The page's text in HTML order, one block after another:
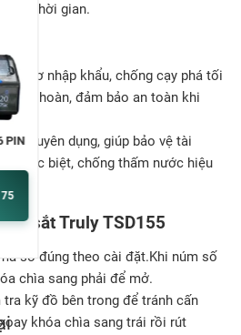
thời gian.
cơ nhập khẩu, chống cạy phá tối
liên hoàn, đảm bảo an toàn khi
chuyên dụng, giúp bảo vệ tài
đặc biệt, chống thấm nước hiệu
sắt Truly TSD155
số đúng theo cài đặt.Khi núm số
chìa sang phải để mở.
kỹ đồ bên trong để tránh cấn
khóa chìa sang trái rồi rút